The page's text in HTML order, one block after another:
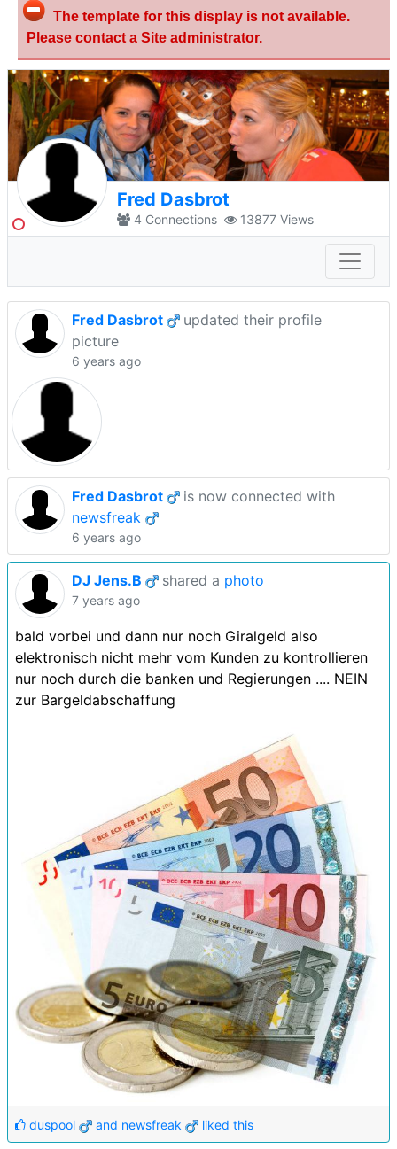
The template for this display is not available.
Please contact a Site administrator.
Fred Dasbrot
Connections
4 Views
13877
Fred Dasbrot
updated their profile
picture
6 years ago
Fred Dasbrot
is now connected with
newsfreak
6 years ago
DJ Jens.B shared a photo
7 years ago
bald vorbei und dann nur noch Giralgeld also
elektronisch nicht mehr vom Kunden zu kontrollieren
nur noch durch die banken und Regierungen .... NEIN
zur Bargeldabschaffung
duspool and newsfreak liked this